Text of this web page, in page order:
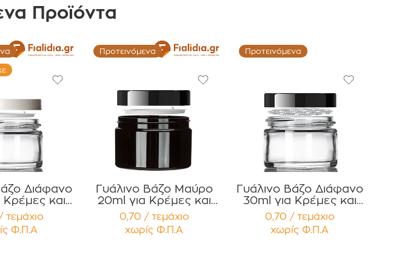
Προϊόντα
Διάφανο
Κρέμες και
με Άσπρο
Καπάκι
τεμάχιο
Φ.Π.Α
Προτεινόμενα
Γυάλινο Βάζο Μαύρο
20ml για Κρέμες και
Κηραλοιφές με Μαύρο
Γυαλιστερό Καπάκι
Παρέμβυσμα
0,70 / τεμάχιο
χωρίς Φ.Π.Α
Προτεινόμενα
Γυάλινο Βάζο Διάφανο
30ml για Κρέμες και
Κηραλοιφές με Μαύρο
Γυαλιστερό Καπάκι PP
Liner Συσκευασία 12
0,70 / τεμάχιο
χωρίς Φ.Π.Α